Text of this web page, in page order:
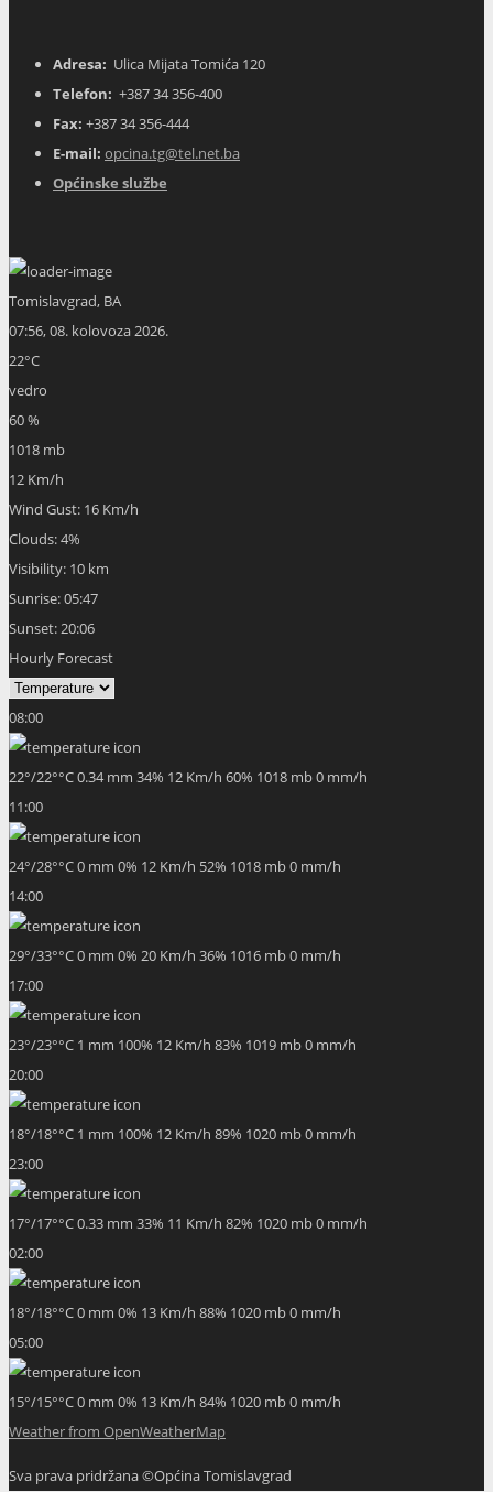
Adresa: Ulica Mijata Tomića 120
Telefon: +387 34 356-400
Fax: +387 34 356-444
E-mail: opcina.tg@tel.net.ba
Općinske službe
Tomislavgrad, BA
07:56,08. kolovoza 2026.
22°C
vedro
60 %
1018 mb
12 Km/h
Wind Gust: 16 Km/h
Clouds:4%
Visibility: 10 km
Sunrise:05:47
Sunset:20:06
Hourly Forecast
08:00
22°/22°°C0.34 mm 34% 12 Km/h 60% 1018 mb0 mm/h
11:00
24°/28°°C0 mm 0% 12 Km/h 52% 1018 mb0 mm/h
14:00
29°/33°°C0 mm 0% 20 Km/h 36% 1016 mb0 mm/h
17:00
23°/23°°C 1 mm 100% 12 Km/h 83% 1019 mb0 mm/h
20:00
18°/18°°C 1 mm 100% 12 Km/h 89% 1020 mb0 mm/h
23:00
17°/17°°C0.33 mm 33% 11 Km/h 82% 1020 mb0 mm/h
02:00
18°/18°°C0 mm 0% 13 Km/h 88% 1020 mb0 mm/h
05:00
15°/15°°C0 mm 0% 13 Km/h 84% 1020 mb0 mm/h
Weather from OpenWeatherMap
Sva prava pridržana ©Općina Tomislavgrad